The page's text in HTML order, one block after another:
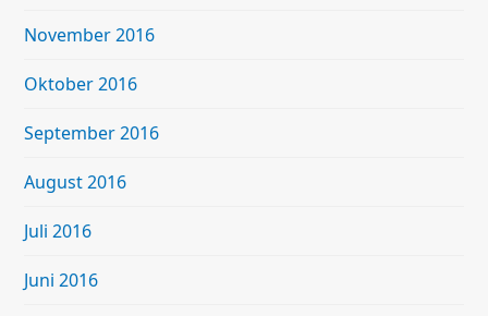
November 2016
Oktober 2016
September 2016
August 2016
Juli 2016
Juni 2016